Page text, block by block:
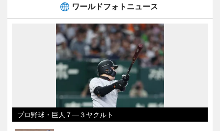
ワールドフォトニュース
プロ野球・巨人７―３ヤクルト